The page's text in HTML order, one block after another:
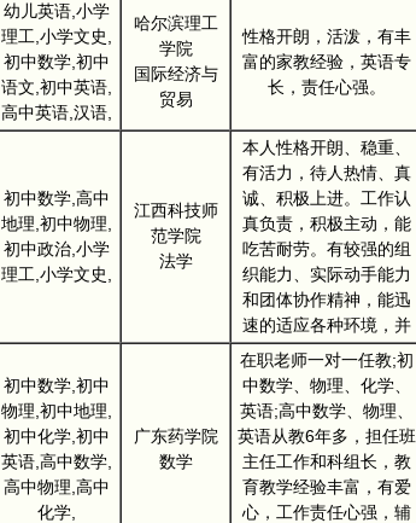
幼儿英语,小学
理工,小学文史,
初中数学,初中
语文,初中英语,
高中英语,汉语,
哈尔滨理工
学院
国际经济与
贸易
性格开朗，活泼，有丰
富的家教经验，英语专
长，责任心强。
初中数学,高中
地理,初中物理,
初中政治,小学
理工,小学文史,
江西科技师
范学院
法学
本人性格开朗、稳重、
有活力，待人热情、真
诚、积极上进。工作认
真负责，积极主动，能
吃苦耐劳。有较强的组
织能力、实际动手能力
和团体协作精神，能迅
速的适应各种环境，并
初中数学,初中
物理,初中地理,
初中化学,初中
英语,高中数学,
高中物理,高中
化学,
广东药学院
数学
在职老师一对一任教;初
中数学、物理、化学、
英语;高中数学、物理、
英语从教6年多，担任班
主任工作和科组长，教
育教学经验丰富，有爱
心，工作责任心强，辅